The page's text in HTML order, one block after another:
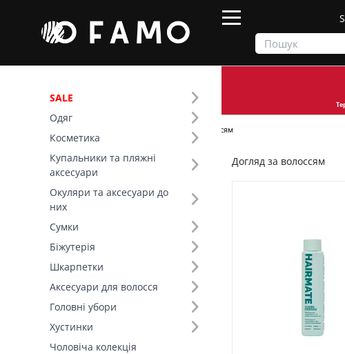
SALE
Одяг
Косметика
Купальники та пляжні
аксесуари
Окуляри та аксесуари до
них
Сумки
Біжутерія
Шкарпетки
Аксесуари для волосся
Головні убори
Хустинки
Чоловіча колекція
Догляд за волоссям
Фільтр
Ціна
SALE
Бренд (33)
Вид товару (59)
Догляд за волоссям